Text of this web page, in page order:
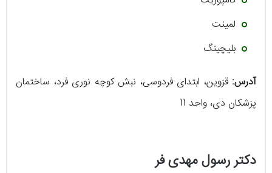
لمینت
بلیچینگ
آدرس: قزوین، ابتدای فردوسی، نبش کوچه نوری فرد، ساختمان
پزشکان دی، واحد 11
دکتر رسول مهدی فر